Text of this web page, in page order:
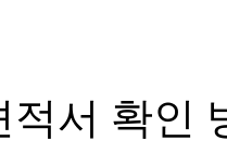
적서 확인